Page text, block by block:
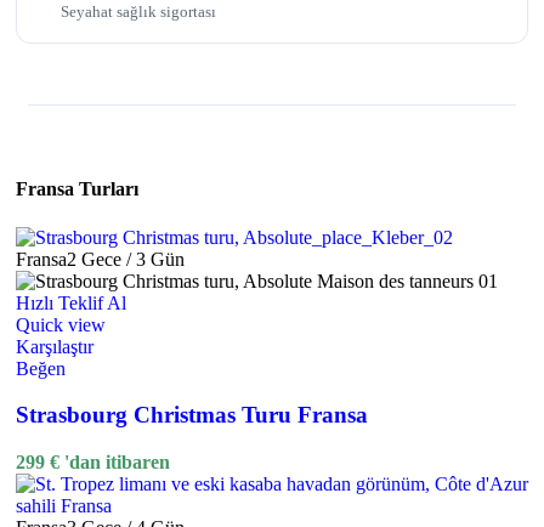
Seyahat sağlık sigortası
Fransa Turları
Fransa2 Gece / 3 Gün
Hızlı Teklif Al
Quick view
Karşılaştır
Beğen
Strasbourg Christmas Turu Fransa
299 € 'dan itibaren